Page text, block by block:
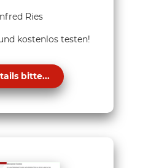
Ries
kostenlos testen!
bitte...